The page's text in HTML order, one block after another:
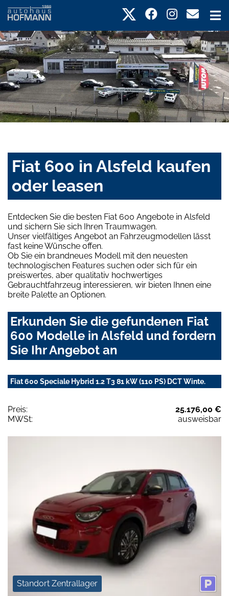
Fiat 600 in Alsfeld kaufen
oder leasen
Entdecken Sie die besten Fiat 600 Angebote in Alsfeld
und sichern Sie sich Ihren Traumwagen.
Unser vielfältiges Angebot an Fahrzeugmodellen lässt
fast keine Wünsche offen.
Ob Sie ein brandneues Modell mit den neuesten
technologischen Features suchen oder sich für ein
preiswertes, aber qualitativ hochwertiges
Gebrauchtfahrzeug interessieren, wir bieten Ihnen eine
breite Palette an Optionen.
Erkunden Sie die gefundenen Fiat
600 Modelle in Alsfeld und fordern
Sie Ihr Angebot an
Fiat 600 Speciale Hybrid 1.2 T3 81 kW (110 PS) DCT Winte.
Preis:
25.176,00 €
MWSt:
ausweisbar
Standort Zentrallager